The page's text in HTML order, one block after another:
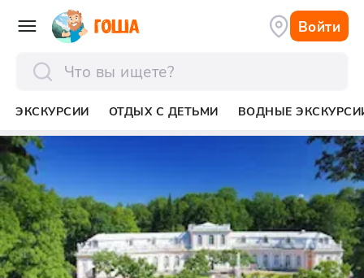
Войти
ЭКСКУРСИИ ОТДЫХ С ДЕТЬМИ ВОДНЫЕ